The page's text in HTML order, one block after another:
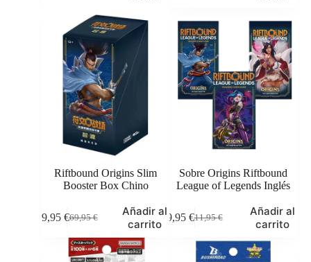
original
era:
7,00 €.
actual
es:
5,95 €.
original
era:
5,49 €.
actual
es:
4,95 €.
Riftbound Origins Slim
Booster Box Chino
69,95€
El
precio
original
59,95 €El
precio
actual
Añadir al
carrito
Sobre Origins Riftbound
League of Legends Inglés
11,95€
El
original
9,95 €El
actual
Añadir al
carrito